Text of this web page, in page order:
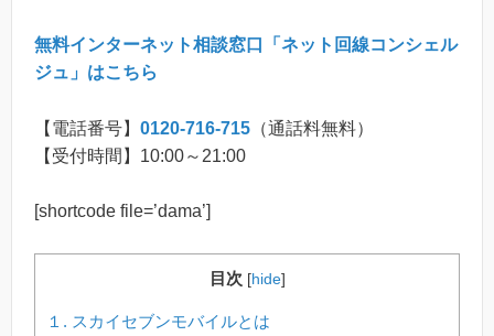
無料インターネット相談窓口「ネット回線コンシェル
ジュ」はこちら
【電話番号】 0120-716-715 （通話料無料）
【受付時間】10:00～21:00
[shortcode file=’dama’]
目次 [hide]
１. スカイセブンモバイルとは